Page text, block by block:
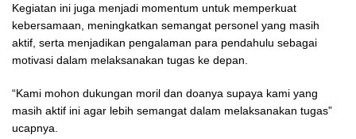
Kegiatan ini juga menjadi momentum untuk memperkuat
kebersamaan, meningkatkan semangat personel yang masih
aktif, serta menjadikan pengalaman para pendahulu sebagai
motivasi dalam melaksanakan tugas ke depan.
“Kami mohon dukungan moril dan doanya supaya kami yang
masih aktif ini agar lebih semangat dalam melaksanakan tugas”
ucapnya.